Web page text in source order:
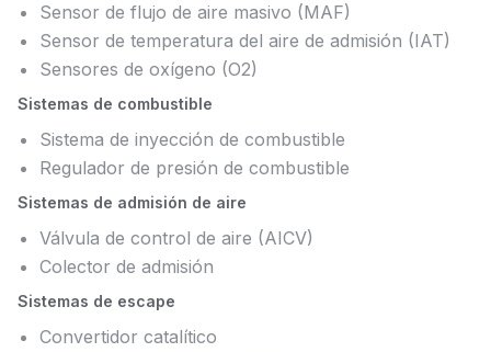
Sensor de flujo de aire masivo (MAF)
Sensor de temperatura del aire de admisión (IAT)
Sensores de oxígeno (O2)
Sistemas de combustible
Sistema de inyección de combustible
Regulador de presión de combustible
Sistemas de admisión de aire
Válvula de control de aire (AICV)
Colector de admisión
Sistemas de escape
Convertidor catalítico